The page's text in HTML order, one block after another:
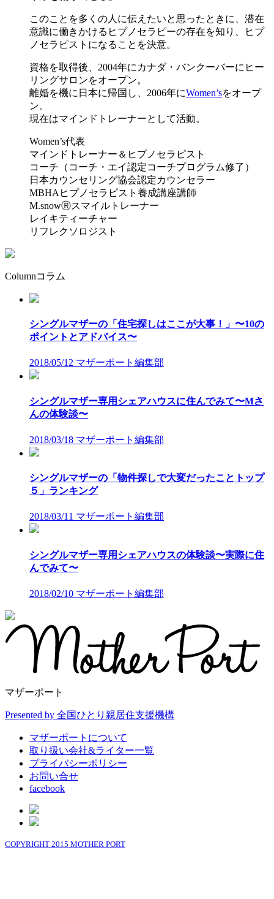
このことを多くの人に伝えたいと思ったときに、潜在
意識に働きかけるヒプノセラピーの存在を知り、ヒプ
ノセラピストになることを決意。
資格を取得後、2004年にカナダ・バンクーバーにヒー
リングサロンをオープン。
離婚を機に日本に帰国し、2006年にWomen’sをオープ
ン。
現在はマインドトレーナーとして活動。
Women’s代表
マインドトレーナー＆ヒプノセラピスト
コーチ（コーチ・エイ認定コーチプログラム修了）
日本カウンセリング協会認定カウンセラー
MBHAヒプノセラピスト養成講座講師
M.snowⓇスマイルトレーナー
レイキティーチャー
リフレクソロジスト
Columnコラム
シングルマザーの「住宅探しはここが大事！」〜10の
ポイントとアドバイス〜
2018/05/12 マザーポート編集部
シングルマザー専用シェアハウスに住んでみて〜Mさ
んの体験談〜
2018/03/18 マザーポート編集部
シングルマザーの「物件探しで大変だったことトップ
５」ランキング
2018/03/11 マザーポート編集部
シングルマザー専用シェアハウスの体験談〜実際に住
んでみて〜
2018/02/10 マザーポート編集部
マザーポート
Presented by 全国ひとり親居住支援機構
マザーポートについて
取り扱い会社&ライター一覧
プライバシーポリシー
お問い合せ
facebook
COPYRIGHT 2015 MOTHER PORT